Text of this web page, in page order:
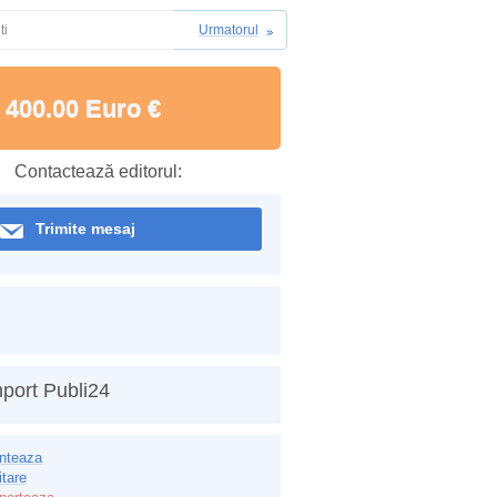
Urmatorul
400.00 Euro €
Contactează editorul:
Trimite mesaj
Publi24